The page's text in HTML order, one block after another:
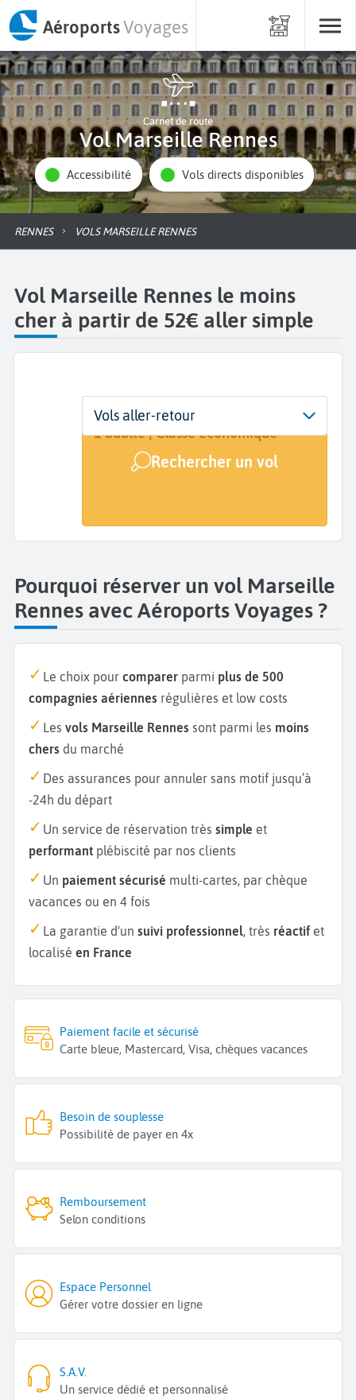
AéroportsVoyages
Carnet de route
Vol Marseille Rennes
Accessibilité Vols directs disponibles
RENNES VOLS MARSEILLE RENNES
Vol Marseille Rennes le moins
cher à partir de 52€ aller simple
Départ
Marseille (MRS)
Dates
Dates de votre voyage
Voyageurs | Classe
1 adulte | Classe économique
Rechercher un vol
Vols aller-retour
Pourquoi réserver un vol Marseille
Rennes avec Aéroports Voyages ?
Le choix pour comparer parmi plus de 500
compagnies aériennes régulières et low costs
Les vols Marseille Rennes sont parmi les moins
chers du marché
Des assurances pour annuler sans motif jusqu’à
-24h du départ
Un service de réservation très simple et
performant plébiscité par nos clients
Un paiement sécurisé multi-cartes, par chèque
vacances ou en 4 fois
La garantie d'un suivi professionnel, très réactif et
localisé en France
Paiement facile et sécurisé
Carte bleue, Mastercard, Visa, chèques vacances
Besoin de souplesse
Possibilité de payer en 4x
Remboursement
Selon conditions
Espace Personnel
Gérer votre dossier en ligne
S.A.V.
Un service dédié et personnalisé